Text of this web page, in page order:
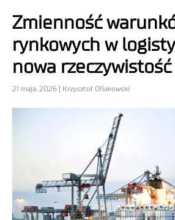
Zmienność
rynkowych w
nowa rzeczywistość
21 maja, 2026 | Krzysztof Oflakowski